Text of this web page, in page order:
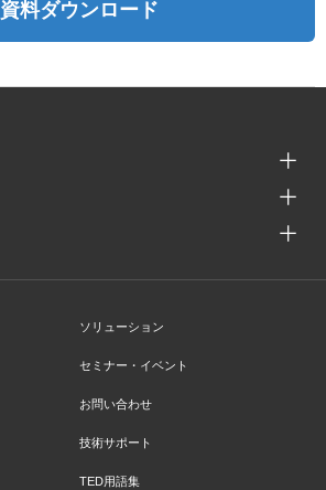
資料ダウンロード
ソリューション
セミナー・イベント
お問い合わせ
技術サポート
TED用語集